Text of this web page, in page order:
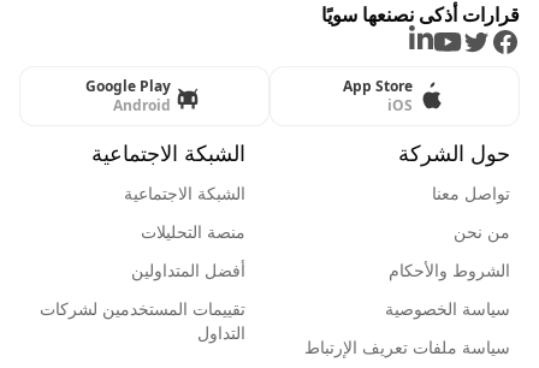
قرارات أذكى نصنعها سويًا
Facebook
Twitter
Youtube
LinkedIn
App Store
iOS
Google Play
Android
حول الشركة
تواصل معنا
من نحن
الشروط والأحكام
سياسة الخصوصية
سياسة ملفات تعريف الإرتباط
الشبكة الاجتماعية
الشبكة الاجتماعية
منصة التحليلات
أفضل المتداولين
تقييمات المستخدمين لشركات
التداول